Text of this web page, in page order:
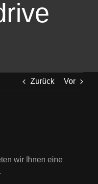
Zurück Vor
wir Ihnen eine